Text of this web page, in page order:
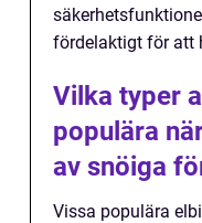
fördelaktigt för att
Vilka typer
populära
av snöiga
Vissa populära